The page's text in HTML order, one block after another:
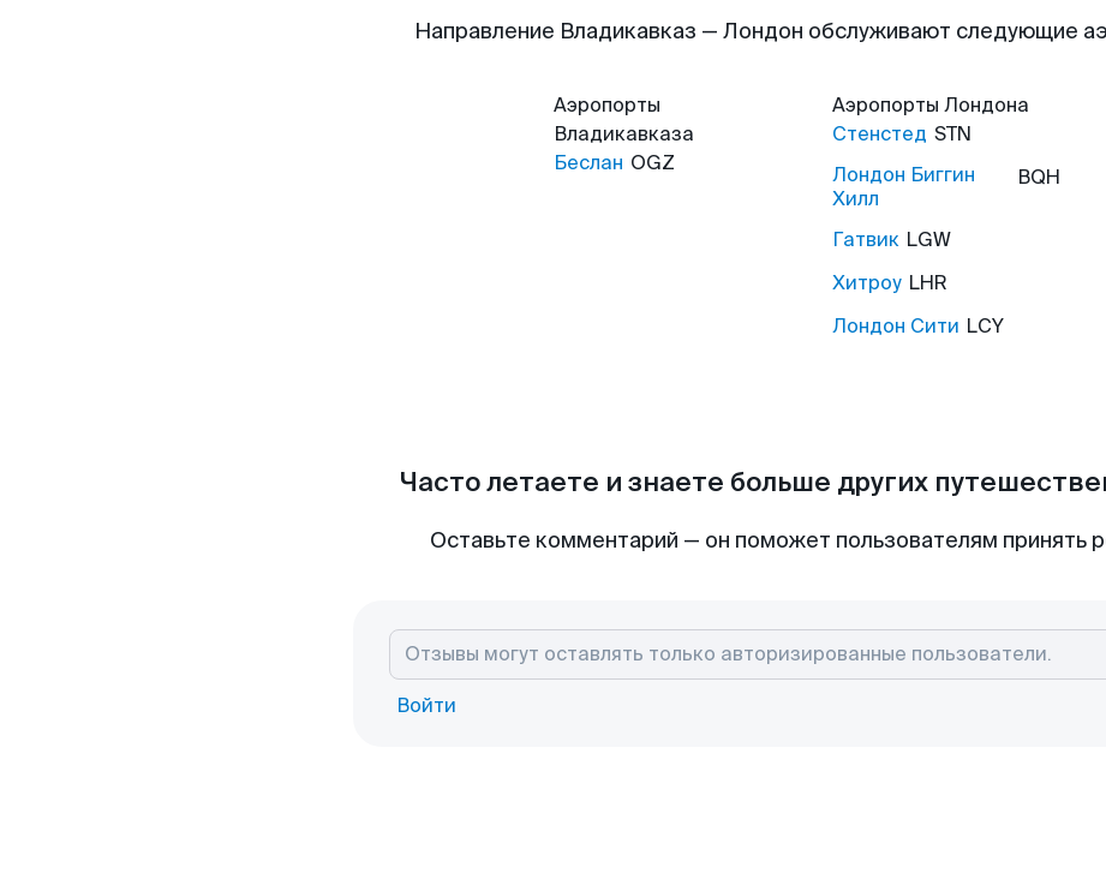
Направление Владикавказ — Лондон обслуживают следующие
Аэропорты
Владикавказа
Беслан OGZ
Аэропорты Лондона
Стенстед STN
Лондон Биггин
Хилл
BQH
Гатвик LGW
Хитроу LHR
Лондон Сити LCY
Часто летаете и знаете больше других
Оставьте комментарий — он поможет пользователям принять
Войти